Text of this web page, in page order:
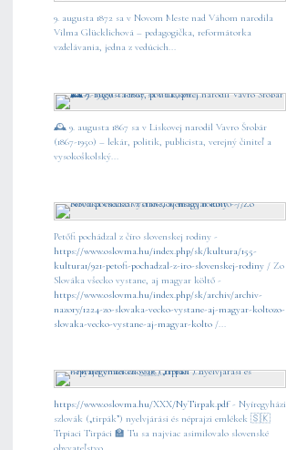
9. augusta 1872 sa v Novom Meste nad Váhom narodila
Vilma Glücklichová – pedagogička, reformátorka
vzdelávania, jedna z vedúcich...
🕰️ 9. augusta 1867 sa v Liskovej narodil Vavro Šrobár
(1867-1950) – lekár, politik, publicista, verejný činiteľ a
vysokoškolský...
Petőfi pochádzal z číro slovenskej rodiny -
https://www.oslovma.hu/index.php/sk/kultura/155-
kultura1/921-petofi-pochadzal-z-iro-slovenskej-rodiny / Zo
Slováka všecko vystane, aj magyar költő -
https://www.oslovma.hu/index.php/sk/archiv/archiv-
nazory/1224-zo-slovaka-vecko-vystane-aj-magyar-koltozo-
slovaka-vecko-vystane-aj-magyar-kolto /...
https://www.oslovma.hu/XXX/NyTirpak.pdf- Nyíregyházi
szlovák („tirpák”) nyelvjárási és néprajzi emlékek 🇸🇰
Trpiaci Tirpáci 🏫 Tu sa najviac asimilovalo slovenské